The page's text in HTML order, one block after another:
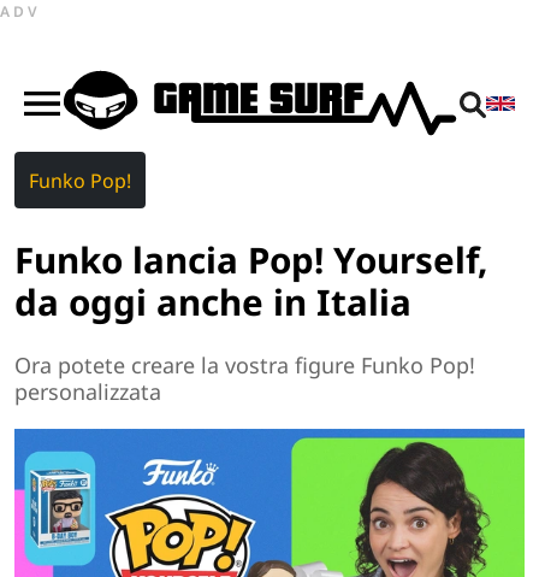
ADV
Funko Pop!
Funko lancia Pop! Yourself,
da oggi anche in Italia
Ora potete creare la vostra figure Funko Pop!
personalizzata